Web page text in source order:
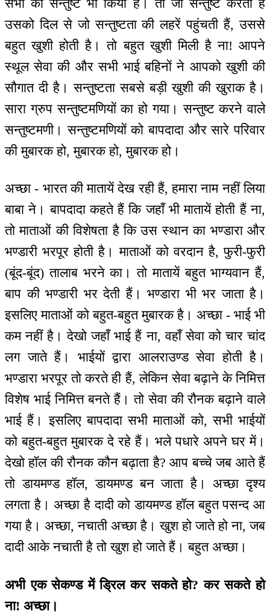
सभी को सन्तुष्ट भी किया है। तो जो सन्तुष्ट करता है
उसको दिल से जो सन्तुष्टता की लहरें पहुंचती हैं, उससे
बहुत खुशी होती है। तो बहुत खुशी मिली है ना! आपने
स्थूल सेवा की और सभी भाई बहिनों ने आपको खुशी की
सौगात दी है। सन्तुष्टता सबसे बड़ी खुशी की खुराक है।
सारा ग्रुप सन्तुष्टमणियों का हो गया। सन्तुष्ट करने वाले
सन्तुष्टमणी। सन्तुष्टमणियों को बापदादा और सारे परिवार
की मुबारक हो, मुबारक हो, मुबारक हो।
अच्छा - भारत की मातायें देख रही हैं, हमारा नाम नहीं लिया
बाबा ने। बापदादा कहते हैं कि जहाँ भी मातायें होती हैं ना,
तो माताओं की विशेषता है कि उस स्थान का भण्डारा और
भण्डारी भरपूर होती है। माताओं को वरदान है, फुरी-फुरी
(बूंद-बूंद) तालाब भरने का। तो मातायें बहुत भाग्यवान हैं,
बाप की भण्डारी भर देती हैं। भण्डारा भी भर जाता है।
इसलिए माताओं को बहुत-बहुत मुबारक है। अच्छा - भाई भी
कम नहीं है। देखो जहाँ भाई हैं ना, वहाँ सेवा को चार चांद
लग जाते हैं। भाईयों द्वारा आलराउण्ड सेवा होती है।
भण्डारा भरपूर तो करते ही हैं, लेकिन सेवा बढ़ाने के निमित्त
विशेष भाई निमित्त बनते हैं। तो सेवा की रौनक बढ़ाने वाले
भाई हैं। इसलिए बापदादा सभी माताओं को, सभी भाईयों
को बहुत-बहुत मुबारक दे रहे हैं। भले पधारे अपने घर में।
देखो हॉल की रौनक कौन बढ़ाता है? आप बच्चे जब आते हैं
तो डायमण्ड हॉल, डायमण्ड बन जाता है। अच्छा दृश्य
लगता है। अच्छा है दादी को डायमण्ड हॉल बहुत पसन्द आ
गया है। अच्छा, नचाती अच्छा है। खुश हो जाते हो ना, जब
दादी आके नचाती है तो खुश हो जाते हैं। बहुत अच्छा।
अभी एक सेकण्ड में ड्रिल कर सकते हो? कर सकते हो
ना! अच्छा।